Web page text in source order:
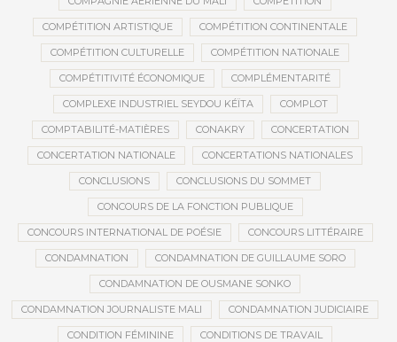
COMPÉTITION ARTISTIQUE COMPÉTITION CONTINENTALE
COMPÉTITION CULTURELLE COMPÉTITION NATIONALE
COMPÉTITIVITÉ ÉCONOMIQUE COMPLÉMENTARITÉ
COMPLEXE INDUSTRIEL SEYDOU KÉÏTA COMPLOT
COMPTABILITÉ-MATIÈRES CONAKRY CONCERTATION
CONCERTATION NATIONALE CONCERTATIONS NATIONALES
CONCLUSIONS CONCLUSIONS DU SOMMET
CONCOURS DE LA FONCTION PUBLIQUE
CONCOURS INTERNATIONAL DE POÉSIE CONCOURS LITTÉRAIRE
CONDAMNATION CONDAMNATION DE GUILLAUME SORO
CONDAMNATION DE OUSMANE SONKO
CONDAMNATION JOURNALISTE MALI CONDAMNATION JUDICIAIRE
CONDITION FÉMININE CONDITIONS DE TRAVAIL